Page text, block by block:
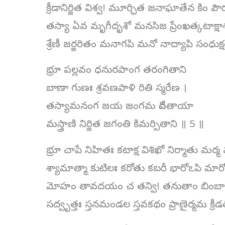
క్రీడానిర్జిత విశ్వ! మూర్ఛిత జనాఘాతేన కిం
తస్యా ఏవ మృగీదృశో మనసిజ
శ్రేణీ జర్జరితం మనాగపి మనో నాద్యాపి
భ్రూ పల్లవం ధనురపాంగ తరంగితాని
బాణా గుణః శ్రవణపాళి రితి స్మరేణ ।
తస్యామనంగ జయ జంగమ దేవతాయా
మస్త్రాణి నిర్జిత జగంతి కిమర్పితాని ॥ 5 ॥
భ్రూ చాపే నిహితః కటాక్ష విశిఖో నిర్మాతు మర్మ
శ్యామాత్మా కుటిలః కరోతు కబరీ భారోఽపి
మోహం తావదయం చ తన్వి! తనుతాం
సద్వృత్తః స్తనమండల స్తవకథం ప్రాణైర్మమ